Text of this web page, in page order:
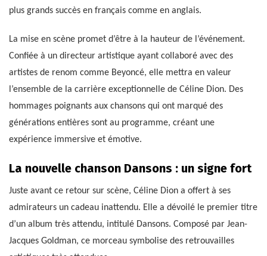
plus grands succès en français comme en anglais.
La mise en scène promet d’être à la hauteur de l’événement.
Confiée à un directeur artistique ayant collaboré avec des
artistes de renom comme Beyoncé, elle mettra en valeur
l’ensemble de la carrière exceptionnelle de Céline Dion. Des
hommages poignants aux chansons qui ont marqué des
générations entières sont au programme, créant une
expérience immersive et émotive.
La nouvelle chanson Dansons : un signe fort
Juste avant ce retour sur scène, Céline Dion a offert à ses
admirateurs un cadeau inattendu. Elle a dévoilé le premier titre
d’un album très attendu, intitulé Dansons. Composé par Jean-
Jacques Goldman, ce morceau symbolise des retrouvailles